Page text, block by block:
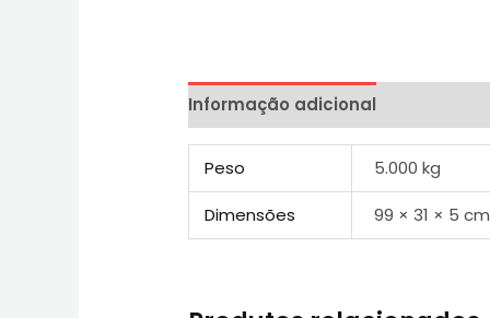
Informação adicional
Peso 5.000 kg
Dimensões 99 × 31 × 5 cm